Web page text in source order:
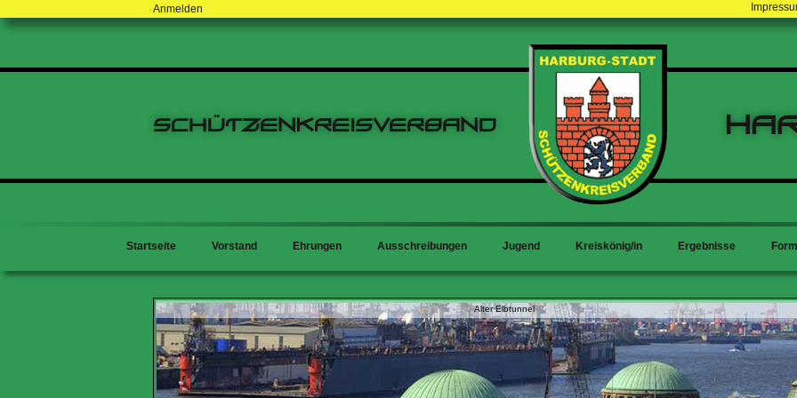
Anmelden
Schützenkreisverband
Startseite Vorstand Ehrungen Ausschreibungen Jugend Kreiskönig/in Ergebnisse
Alter Elbtunnel